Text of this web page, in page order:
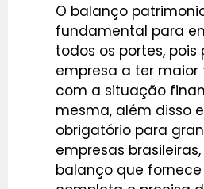
O balanço
fundamental para
todos os portes, pois
empresa a ter
com a situação
mesma, além disso
obrigatório para
empresas
balanço que